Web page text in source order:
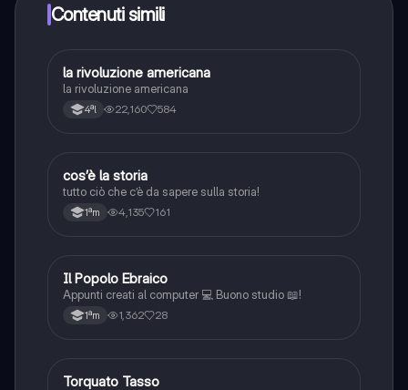
Knowunity Premium, che consente di studiare senza
alcun limite!!
Contenuti simili
Storia
la rivoluzione americana
la rivoluzione americana
4ªl 22,160 584
Storia
cos’è la storia
tutto ciò che c’è da sapere sulla storia!
1ªm 4,135 161
Storia
Il Popolo Ebraico
Appunti creati al computer 💻 Buono studio 📖!
1ªm 1,362 28
Storia
Torquato Tasso